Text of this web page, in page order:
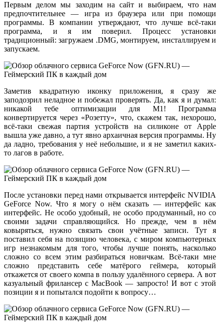
Первым делом мы заходим на сайт и выбираем, что нам
предпочтительнее — игра из браузера или при помощи
программы. В компании утверждают, что лучше всё-таки
программа, и я им поверил. Процесс установки
традиционный: загружаем .DMG, монтируем, инсталлируем и
запускаем.
Заметив квадратную иконку приложения, я сразу же
заподозрил неладное и побежал проверять. Да, как я и думал:
никакой тебе оптимизации для M1! Программа
конвертируется через «Розетту», что, скажем так, нехорошо,
всё-таки свежая партия устройств на силиконе от Apple
вышла уже давно, а тут явно архаичная версия программы. Ну
да ладно, требования у неё небольшие, и я не заметил каких-
то лагов в работе.
После установки перед нами открывается интерфейс NVIDIA
GeForce Now. Что я могу о нём сказать — интерфейс как
интерфейс. Не особо удобный, не особо продуманный, но со
своими задачи справляющийся. Но прежде, чем в нём
ковыряться, нужно связать свои учётные записи. Тут я
поставил себя на позицию человека, с миром компьютерных
игр незнакомым для того, чтобы лучше понять, насколько
сложно со всем этим разбираться новичкам. Всё-таки мне
сложно представить себе матёрого геймера, который
откажется от своего компа в пользу удалённого сервера. А вот
казуальный фрилансер с MacBook — запросто! И вот с этой
позиции я и попытался подойти к вопросу…